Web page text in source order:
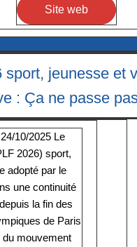
Site web
sport, jeunesse et
: Ça ne passe
10/2025 Le
2026) sport,
adopté par le
une continuité
la fin des
de Paris
du mouvement